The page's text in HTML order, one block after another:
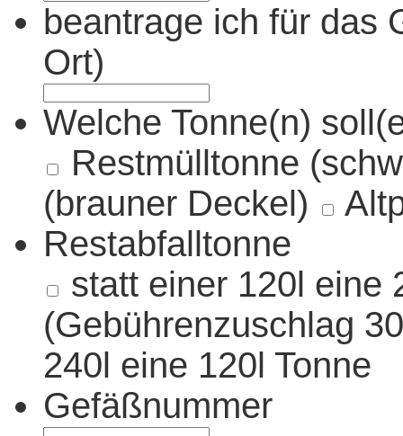
beantrage ich für das
Ort)
Welche Tonne(n)
Restmülltonne
(brauner Deckel)
Restabfalltonne
statt einer 120l eine
(Gebührenzuschlag
240l eine 120l Tonne
Gefäßnummer